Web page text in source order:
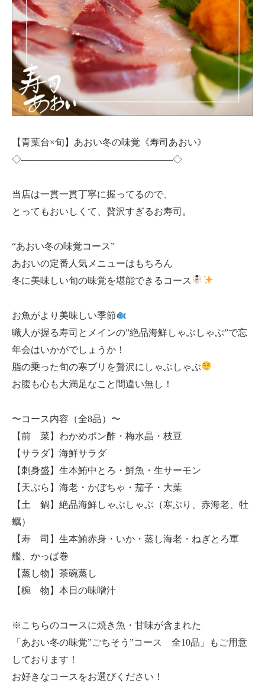
【青葉台×旬】あおい冬の味覚《寿司あおい》
◇————————————————◇
当店は一貫一貫丁寧に握ってるので、
とってもおいしくて、贅沢すぎるお寿司。
“あおい冬の味覚コース”
あおいの定番人気メニューはもちろん
冬に美味しい旬の味覚を堪能できるコース
お魚がより美味しい季節
職人が握る寿司とメインの”絶品海鮮しゃぶしゃぶ”で忘
年会はいかがでしょうか！
脂の乗った旬の寒ブリを贅沢にしゃぶしゃぶ
お腹も心も大満足なこと間違い無し！
〜コース内容（全8品）〜
【前 菜】わかめポン酢・梅水晶・枝豆
【サラダ】海鮮サラダ
【刺身盛】生本鮪中とろ・鮮魚・生サーモン
【天ぷら】海老・かぼちゃ・茄子・大葉
【土 鍋】絶品海鮮しゃぶしゃぶ（寒ぶり、赤海老、牡
蠣）
【寿 司】生本鮪赤身・いか・蒸し海老・ねぎとろ軍
艦、かっぱ巻
【蒸し物】茶碗蒸し
【椀 物】本日の味噌汁
※こちらのコースに焼き魚・甘味が含まれた
「あおい冬の味覚”ごちそう”コース 全10品」もご用意
しております！
お好きなコースをお選びください！